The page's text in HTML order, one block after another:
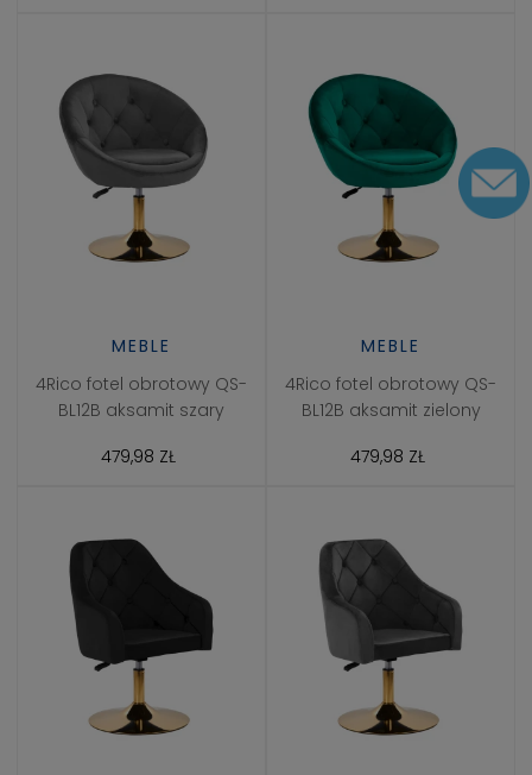
MEBLE
4Rico fotel obrotowy QS-
BL12B aksamit szary
479,98 ZŁ
MEBLE
4Rico fotel obrotowy QS-
BL12B aksamit zielony
479,98 ZŁ